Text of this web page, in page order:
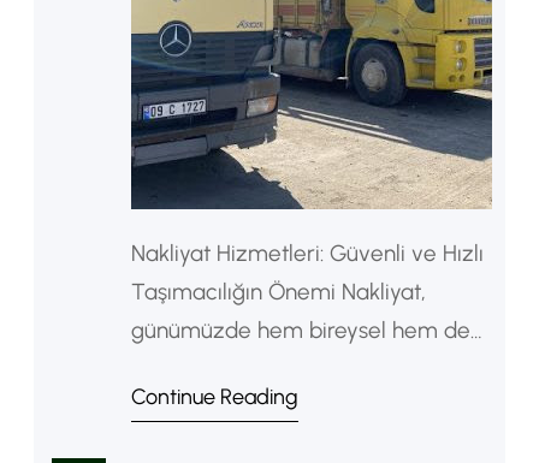
Nakliyat Hizmetleri: Güvenli ve Hızlı
Taşımacılığın Önemi Nakliyat,
günümüzde hem bireysel hem de
parçalarından biridir. Özellikle
Continue Reading